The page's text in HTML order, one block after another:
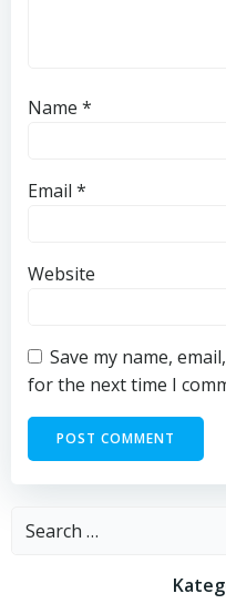
Name *
Email *
Website
Save my name,
for the next time I
Search